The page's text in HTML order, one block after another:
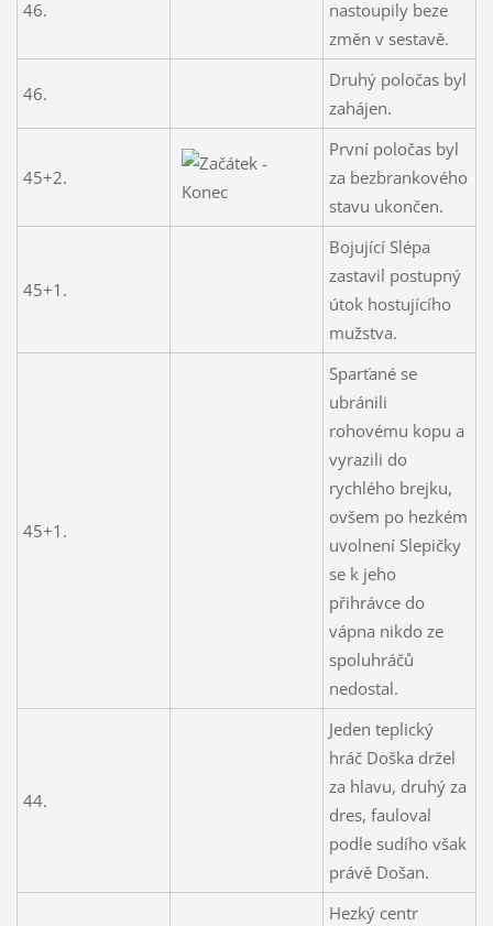
46.
nastoupily beze
změn v sestavě.
46.
Druhý poločas byl
zahájen.
45+2.
První poločas byl
za bezbrankového
stavu ukončen.
45+1.
Bojující Slépa
zastavil postupný
útok hostujícího
mužstva.
45+1.
Sparťané se
ubránili
rohovému kopu a
vyrazili do
rychlého brejku,
ovšem po hezkém
uvolnení Slepičky
se k jeho
přihrávce do
vápna nikdo ze
spoluhráčů
nedostal.
44.
Jeden teplický
hráč Doška držel
za hlavu, druhý za
dres, fauloval
podle sudího však
právě Došan.
Hezký centr